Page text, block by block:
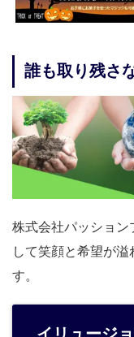
誰も取り残さ
株式会社パッション
して笑顔と希望が
す。